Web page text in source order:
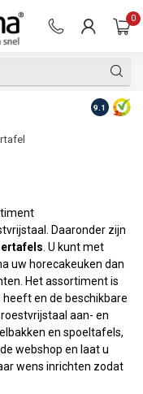
0
Op
9.1
Daaronder zijn
. U kunt met
uw horecakeuken dan
Het assortiment is
en de beschikbare
aan- en
en spoeltafels,
webshop en laat u
wens inrichten zodat